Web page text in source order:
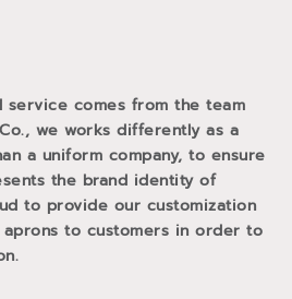
service comes from the team
we works differently as a
a uniform company, to ensure
the brand identity of
to provide our customization
to customers in order to